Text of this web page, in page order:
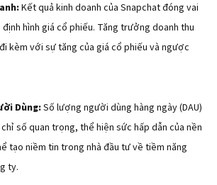
Kết quả kinh doanh của Snapchat đóng vai
hình giá cổ phiếu. Tăng trưởng doanh thu
kèm với sự tăng của giá cổ phiếu và ngược
Dùng:Số lượng người dùng hàng ngày (DAU)
số quan trọng, thể hiện sức hấp dẫn của nền
tạo niềm tin trong nhà đầu tư về tiềm năng
ty.